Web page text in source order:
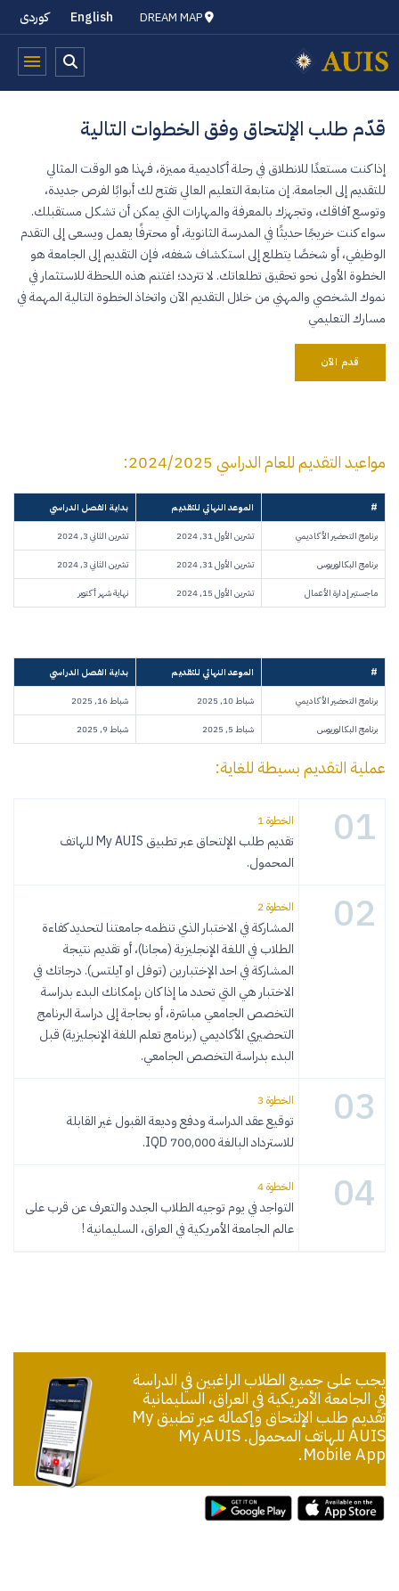
English کوردی DREAM MAP
قدّم طلب الإلتحاق وفق الخطوات التالية
إذا كنت مستعدًا للانطلاق في رحلة أكاديمية مميزة، فهذا هو الوقت المثالي
للتقديم إلى الجامعة. إن متابعة التعليم العالي تفتح لك أبوابًا لفرص جديدة،
وتوسع آفاقك، وتجهزك بالمعرفة والمهارات التي يمكن أن تشكل مستقبلك.
سواء كنت خريجًا حديثًا في المدرسة الثانوية، أو محترفًا يعمل ويسعى إلى التقدم
الوظيفي، أو شخصًا يتطلع إلى استكشاف شغفه، فإن التقديم إلى الجامعة هو
الخطوة الأولى نحو تحقيق تطلعاتك. لا تتردد؛ اغتنم هذه اللحظة للاستثمار في
نموك الشخصي والمهني من خلال التقديم الآن واتخاذ الخطوة التالية المهمة في
مسارك التعليمي
قدم الآن
مواعيد التقديم للعام الدراسي 2024/2025:
الموعد النهائي للتقديم بداية الفصل الدراسي
برنامج التحضير الأكاديمي تشرين الأول 31, 2024 تشرين الثاني 3, 2024
برنامج البكالوريوس تشرين الأول 31, 2024 تشرين الثاني 3, 2024
ماجستير إدارة الأعمال تشرين الأول 15, 2024 نهاية شهر أكتوبر
الموعد النهائي للتقديم بداية الفصل الدراسي
برنامج التحضير الأكاديمي شباط 10, 2025 شباط 16, 2025
برنامج البكالوريوس شباط 5, 2025 شباط 9, 2025
عملية التقديم بسيطة للغاية:
01 الخطوة 1
تقديم طلب الإلتحاق عبر تطبيق My AUIS للهاتف
المحمول.
02 الخطوة 2
المشاركة في الاختبار الذي تنظمه جامعتنا لتحديد كفاءة
الطلاب في اللغة الإنجليزية (مجانا)، أو تقديم نتيجة
المشاركة في احد الإختبارين (توفل او آيلتس). درجاتك في
الاختبار هي التي تحدد ما إذا كان بإمكانك البدء بدراسة
التخصص الجامعي مباشرة، أو بحاجة إلى دراسة البرنامج
التحضيري الأكاديمي (برنامج تعلم اللغة الإنجليزية) قبل
البدء بدراسة التخصص الجامعي.
03 الخطوة 3
توقيع عقد الدراسة ودفع وديعة القبول غير القابلة
للاسترداد البالغة 700,000 IQD.
04 الخطوة 4
التواجد في يوم توجيه الطلاب الجدد والتعرف عن قرب على
عالم الجامعة الأمريكية في العراق، السليمانية !
يجب على جميع الطلاب الراغبين في الدراسة
في الجامعة الأمريكية في العراق، السليمانية
تقديم طلب الإلتحاق وإكماله عبر تطبيق My
AUIS للهاتف المحمول. My AUIS
Mobile App.